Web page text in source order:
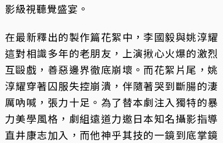
影級視聽覺盛宴。
在最新釋出的製作篇花絮中，李國毅與姚淳耀
這對相識多年的老朋友，上演揪心火爆的激烈
互毆戲，善惡邊界徹底崩壞。而花絮片尾，姚
淳耀穿著囚服失控崩潰，伴隨著哭到斷腸的淒
厲吶喊，張力十足。為了替本劇注入獨特的暴
力美學風格，劇組遠道力邀日本知名攝影指導
直井康志加入，而他神乎其技的一鏡到底掌鏡